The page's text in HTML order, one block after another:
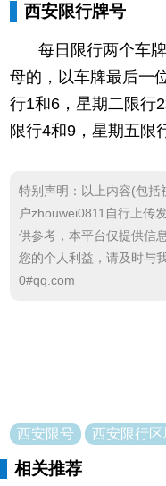
西安限行牌号
每日限行两个车
母的，以车牌最后一
行1和6，星期二限行
限行4和9，星期五限
特别声明：以上内容(包括
户zhouwei0811自行上传
供参考，本平台仅提供信
您的个人利益，请及时与
0#qq.com
西安限号 西安限行区
相关推荐